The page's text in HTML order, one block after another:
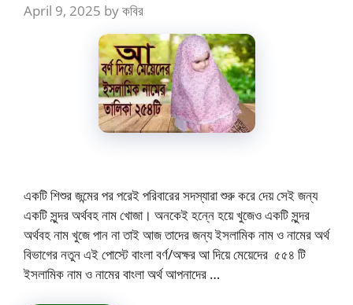
April 9, 2025 byকবির
একটি শিশুর জন্মের পর পরেই পরিবারের সদস্যারা শুরু করে দেয় সেই জন্য
একটি সুন্দর অর্থবহ নাম খোজা। অনকেই হন্নে হয়ে খুজেও একটি সুন্দর
অর্থবহ নাম খুজে পান না তাই আজ তাদের জন্য ইসলামিক নাম ও নামের অর্থ
বিভাগের নতুন এই পোস্টে বাংলা বর্ণ/অক্ষর আ দিয়ে মেয়েদের ৫৫৪ টি
ইসলামিক নাম ও নামের বাংলা অর্থ আপনাদের …